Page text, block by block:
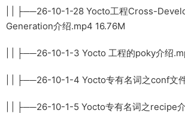
| | ├──26-10-1-28 Yocto工程Cross-
Generation介绍.mp4 16.76M
| | ├──26-10-1-3 Yocto 工程的poky介绍
| | ├──26-10-1-4 Yocto专有名词之conf文
| | ├──26-10-1-5 Yocto专有名词之recipe